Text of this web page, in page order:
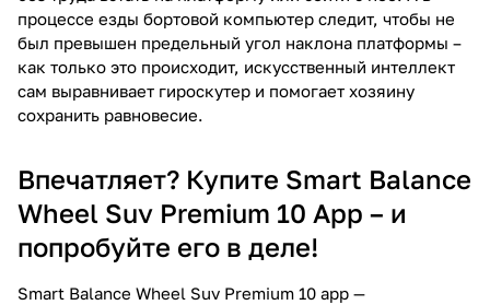
процессе езды бортовой компьютер следит, чтобы не
был превышен предельный угол наклона платформы –
как только это происходит, искусственный интеллект
сам выравнивает гироскутер и помогает хозяину
сохранить равновесие.
Впечатляет? Купите Smart Balance
Wheel Suv Premium 10 App – и
попробуйте его в деле!
Smart Balance Wheel Suv Premium 10 app —